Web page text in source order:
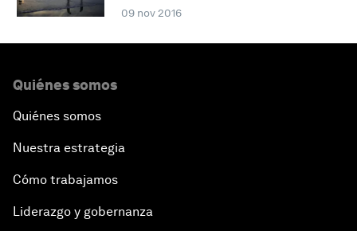
09 nov 2016
Quiénes somos
Quiénes somos
Nuestra estrategia
Cómo trabajamos
Liderazgo y gobernanza